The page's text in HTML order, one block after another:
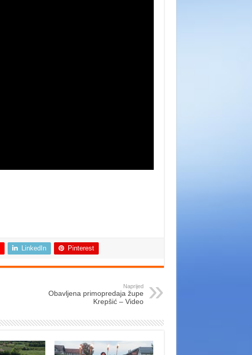
LinkedIn Pinterest
Naprijed
Obavljena primopredaja župe
Krepšić – Video